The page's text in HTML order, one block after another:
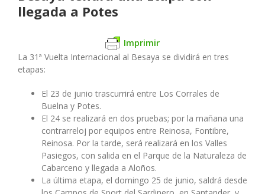
llegada a Potes
Imprimir
La 31ª Vuelta Internacional al Besaya se dividirá en tres
etapas:
El 23 de junio trascurrirá entre Los Corrales de
Buelna y Potes.
El 24 se realizará en dos pruebas; por la mañana una
contrarreloj por equipos entre Reinosa, Fontibre,
Reinosa. Por la tarde, será realizará en los Valles
Pasiegos, con salida en el Parque de la Naturaleza de
Cabarceno y llegada a Aloños.
La última etapa, el domingo 25 de junio, saldrá desde